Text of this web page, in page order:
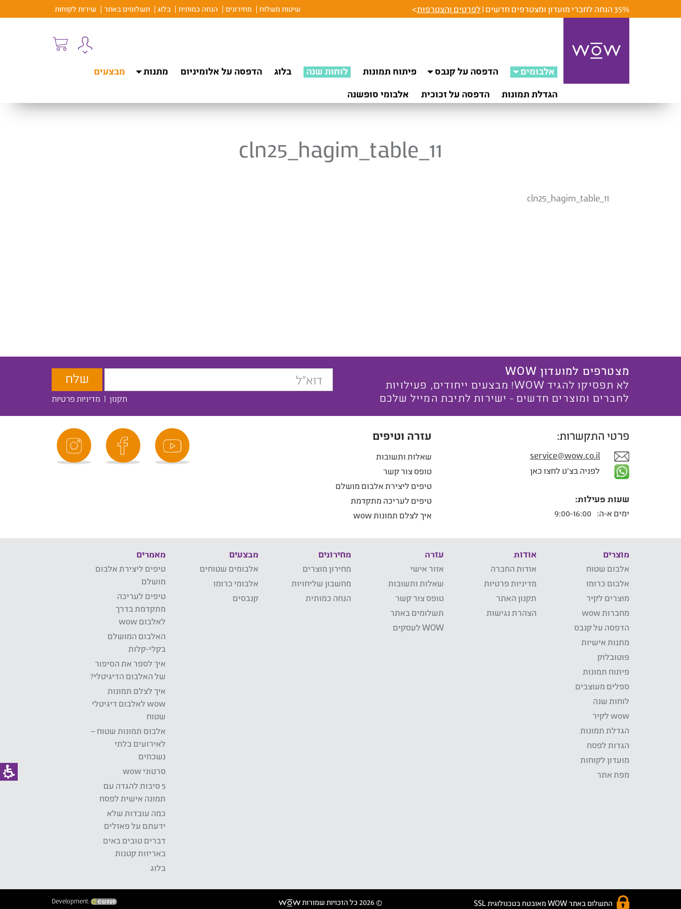
35% הנחה לחברי מועדון ומצטרפים חדשים | לפרטים והצטרפות> שיטות משלוח מחירונים הנחה כמותית בלוג תשלומים באתר שירות לקוחות
אלבומים הדפסה על קנבס פיתוח תמונות לוחות שנה בלוג הדפסה על אלומיניום מתנות
מבצעים
הגדלת תמונות
הדפסה על זכוכית אלבומי סופשנה
cln25_hagim_table_11
cln25_hagim_table_11
מצטרפים למועדון WOW
לא תפסיקו להגיד WOW! מבצעים ייחודים, פעילויות
לחברים ומוצרים חדשים - ישירות לתיבת המייל שלכם
תקנון | מדיניות פרטיות
פרטי התקשרות:
service@wow.co.il
לפניה בצ'ט לחצו כאן
שעות פעילות:
ימים א-ה:
עזרה וטיפים
שאלות ותשובות
טופס צור קשר
טיפים ליצירת אלבום מושלם
טיפים לעריכה מתקדמת
איך לצלם תמונות wow
מוצרים
אלבום שטוח
אלבום כרומו
מוצרים לקיר
מחברות wow
הדפסה על קנבס
מתנות אישיות
פוטובלוק
פיתוח תמונות
ספלים מעוצבים
לוחות שנה
wow לקיר
הגדלת תמונות
הגדות לפסח
מועדון לקוחות
מפת אתר
אודות
אודות החברה
מדיניות פרטיות
תקנון האתר
הצהרת נגישות
עזרה
אזור אישי
שאלות ותשובות
טופס צור קשר
תשלומים באתר
WOW לעסקים
מחירונים
מחירון מוצרים
מחשבון שליחויות
הנחה כמותית
מבצעים
אלבומים שטוחים
אלבומי כרומו
קנבסים
מאמרים
טיפים ליצירת אלבום
מושלם
טיפים לעריכה
מתקדמת בדרך
לאלבום wow
האלבום המושלם
בקלי-קלות
איך לספר את הסיפור
של האלבום הדיגיטלי?
איך לצלם תמונות
wow לאלבום דיגיטלי
שטוח
אלבום תמונות שטוח –
לאירועים בלתי
נשכחים
סרטוני wow
5 סיבות להגדה עם
תמונה אישית לפסח
כמה עובדות שלא
ידעתם על פאזלים
דברים טובים באים
באריזות קטנות
בלוג
התשלום באתר WOW מאובטח בטכנולוגית SSL © 2026 כל הזכויות שמורות Development: